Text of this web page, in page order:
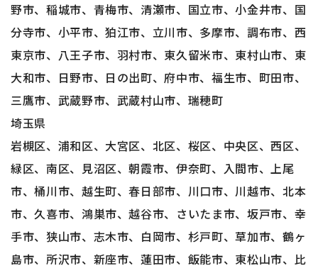
野市、稲城市、青梅市、清瀬市、国立市、小金井市、国
分寺市、小平市、狛江市、立川市、多摩市、調布市、西
東京市、八王子市、羽村市、東久留米市、東村山市、東
大和市、日野市、日の出町、府中市、福生市、町田市、
三鷹市、武蔵野市、武蔵村山市、瑞穂町
埼玉県
岩槻区、浦和区、大宮区、北区、桜区、中央区、西区、
緑区、南区、見沼区、朝霞市、伊奈町、入間市、上尾
市、桶川市、越生町、春日部市、川口市、川越市、北本
市、久喜市、鴻巣市、越谷市、さいたま市、坂戸市、幸
手市、狭山市、志木市、白岡市、杉戸町、草加市、鶴ヶ
島市、所沢市、新座市、蓮田市、飯能市、東松山市、比